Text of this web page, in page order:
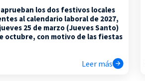
aprueban los dos festivos locales
al calendario laboral de 2027,
25 de marzo (Jueves Santo)
octubre, con motivo de las fiestas
Leer más